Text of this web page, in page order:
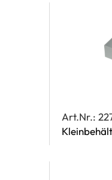
Art.Nr.: